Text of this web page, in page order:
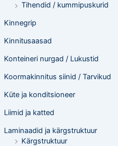
Tihendid / kummipuskurid
Kinnegrip
Kinnitusaasad
Konteineri nurgad / Lukustid
Koormakinnitus siinid / Tarvikud
Küte ja konditsioneer
Liimid ja katted
Laminaadid ja kärgstruktuur
Kärgstruktuur